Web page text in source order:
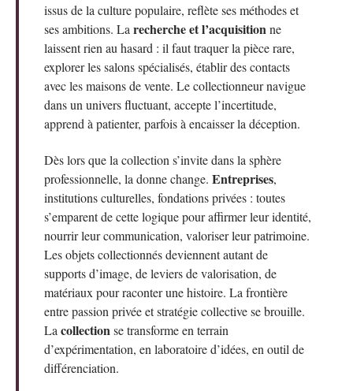
issus de la culture populaire, reflète ses méthodes et
ses ambitions. La recherche et l’acquisitionne
laissent rien au hasard : il faut traquer la pièce rare,
explorer les salons spécialisés, établir des contacts
avec les maisons de vente. Le collectionneur navigue
dans un univers fluctuant, accepte l’incertitude,
apprend à patienter, parfois à encaisser la déception.
Dès lors que la collection s’invite dans la sphère
professionnelle, la donne change. Entreprises,
institutions culturelles, fondations privées : toutes
s’emparent de cette logique pour affirmer leur identité,
nourrir leur communication, valoriser leur patrimoine.
Les objets collectionnés deviennent autant de
supports d’image, de leviers de valorisation, de
matériaux pour raconter une histoire. La frontière
entre passion privée et stratégie collective se brouille.
La collectionse transforme en terrain
d’expérimentation, en laboratoire d’idées, en outil de
différenciation.